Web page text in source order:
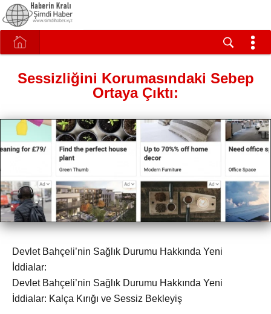
Sessizliğini Korumasındaki Sebep
Ortaya Çıktı:
Devlet Bahçeli’nin Sağlık Durumu Hakkında Yeni
İddialar:
Devlet Bahçeli’nin Sağlık Durumu Hakkında Yeni
İddialar: Kalça Kırığı ve Sessiz Bekleyiş